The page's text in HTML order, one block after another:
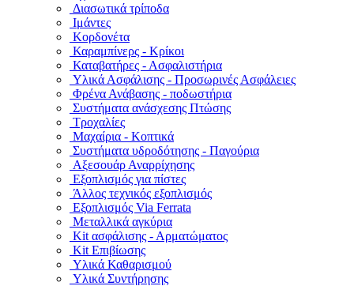
Διασωτικά τρίποδα
Ιμάντες
Κορδονέτα
Καραμπίνερς - Κρίκοι
Καταβατήρες - Ασφαλιστήρια
Υλικά Ασφάλισης - Προσωρινές Ασφάλειες
Φρένα Ανάβασης - ποδωστήρια
Συστήματα ανάσχεσης Πτώσης
Τροχαλίες
Μαχαίρια - Κοπτικά
Συστήματα υδροδότησης - Παγούρια
Αξεσουάρ Αναρρίχησης
Εξοπλισμός για πίστες
Άλλος τεχνικός εξοπλισμός
Εξοπλισμός Via Ferrata
Μεταλλικά αγκύρια
Kit ασφάλισης - Αρματώματος
Kit Επιβίωσης
Υλικά Καθαρισμού
Υλικά Συντήρησης